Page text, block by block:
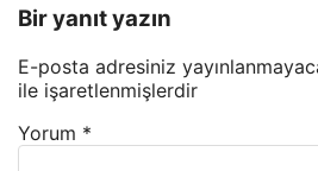
Bir yanıt yazın
E-posta adresiniz
ile işaretlenmişlerdir
Yorum *